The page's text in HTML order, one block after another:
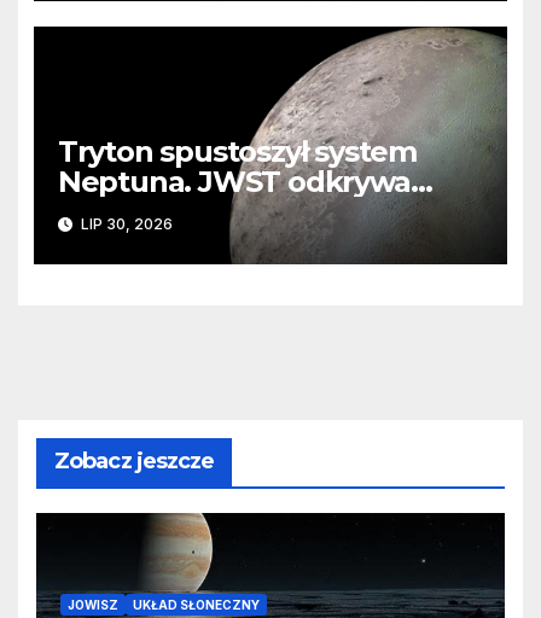
Tryton spustoszył system
Neptuna. JWST odkrywa
ślady kosmicznej katastrofy i
zaginionego lodu
LIP 30, 2026
Zobacz jeszcze
JOWISZ UKŁAD SŁONECZNY